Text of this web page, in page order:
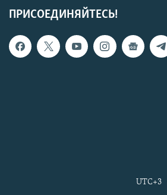
ПРИСОЕДИНЯЙТЕСЬ!
UTC+3